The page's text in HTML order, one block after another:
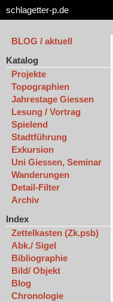
schlagetter-p.de
BLOG / aktuell
Katalog
Projekte
Topographien
Jahrestage Giessen
Lesung / Vortrag
Spielend
Stadtführung
Exkursion
Uni Giessen, Seminar
Wanderungen
Detail-Filter
Archiv
Index
Zettelkasten (Zk.psb)
Abk./ Sigel
Bibliographie
Bild/ Objekt
Blog
Chronologie